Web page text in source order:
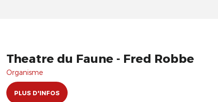
Theatre du Faune - Fred Robbe
Organisme
PLUS D'INFOS